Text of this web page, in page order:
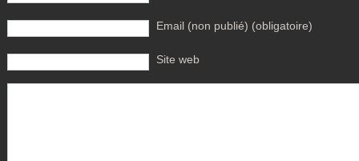
Email (non publié) (obligatoire)
Site web